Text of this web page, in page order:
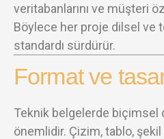
veritabanlarını ve müşteri
Böylece her proje dilsel ve
standardı sürdürür.
Format ve
Teknik belgelerde biçimsel
önemlidir. Çizim, tablo,